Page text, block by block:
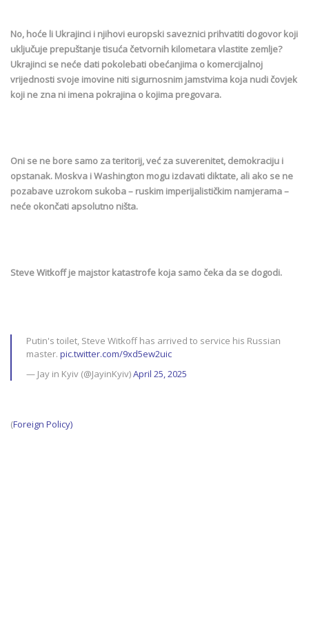
No, hoće li Ukrajinci i njihovi europski saveznici prihvatiti dogovor koji
uključuje prepuštanje tisuća četvornih kilometara vlastite zemlje?
Ukrajinci se neće dati pokolebati obećanjima o komercijalnoj
vrijednosti svoje imovine niti sigurnosnim jamstvima koja nudi čovjek
koji ne zna ni imena pokrajina o kojima pregovara.
Oni se ne bore samo za teritorij, već za suverenitet, demokraciju i
opstanak. Moskva i Washington mogu izdavati diktate, ali ako se ne
pozabave uzrokom sukoba – ruskim imperijalističkim namjerama –
neće okončati apsolutno ništa.
Steve Witkoff je majstor katastrofe koja samo čeka da se dogodi.
Putin's toilet, Steve Witkoff has arrived to service his Russian
master. pic.twitter.com/9xd5ew2uic
— Jay in Kyiv (@JayinKyiv)April 25, 2025
(Foreign Policy)